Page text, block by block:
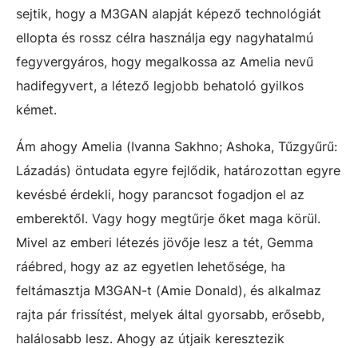
sejtik, hogy a M3GAN alapját képező technológiát
ellopta és rossz célra használja egy nagyhatalmú
fegyvergyáros, hogy megalkossa az Amelia nevű
hadifegyvert, a létező legjobb behatoló gyilkos
kémet.
Ám ahogy Amelia (Ivanna Sakhno; Ashoka, Tűzgyűrű:
Lázadás) öntudata egyre fejlődik, határozottan egyre
kevésbé érdekli, hogy parancsot fogadjon el az
emberektől. Vagy hogy megtűrje őket maga körül.
Mivel az emberi létezés jövője lesz a tét, Gemma
ráébred, hogy az az egyetlen lehetősége, ha
feltámasztja M3GAN-t (Amie Donald), és alkalmaz
rajta pár frissítést, melyek által gyorsabb, erősebb,
halálosabb lesz. Ahogy az útjaik keresztezik